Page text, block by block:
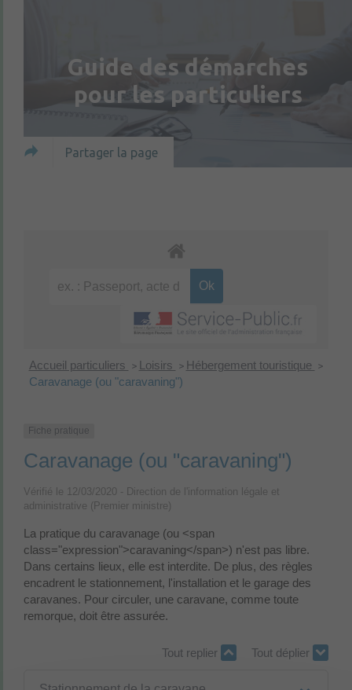
Guide des démarches
pour les particuliers
Partager la page
Accueil particuliers > Loisirs > Hébergement touristique >
Caravanage (ou "caravaning")
Fiche pratique
Caravanage (ou "caravaning")
Vérifié le 12/03/2020 - Direction de l'information légale et
administrative (Premier ministre)
La pratique du caravanage (ou <span
class="expression">caravaning</span>) n'est pas libre.
Dans certains lieux, elle est interdite. De plus, des règles
encadrent le stationnement, l'installation et le garage des
caravanes. Pour circuler, une caravane, comme toute
remorque, doit être assurée.
Tout replier Tout déplier